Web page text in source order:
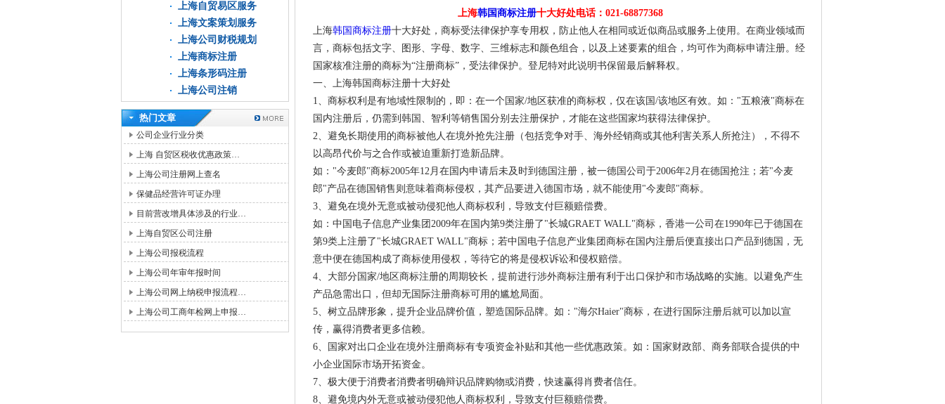
上海自贸易区服务
上海文案策划服务
上海公司财税规划
上海商标注册
上海条形码注册
上海公司注销
热门文章
公司企业行业分类
上海 自贸区税收优惠政策…
上海公司注册网上查名
保健品经营许可证办理
目前营改增具体涉及的行业…
上海自贸区公司注册
上海公司报税流程
上海公司年审年报时间
上海公司网上纳税申报流程…
上海公司工商年检网上申报…
上海韩国商标注册十大好处电话：021-68877368
上海韩国商标注册十大好处，商标受法律保护享专用权，防止他人在相同或近似商品或服务上使用。在商业领域而
言，商标包括文字、图形、字母、数字、三维标志和颜色组合，以及上述要素的组合，均可作为商标申请注册。经
国家核准注册的商标为“注册商标”，受法律保护。登尼特对此说明书保留最后解释权。
一、上海韩国商标注册十大好处
1、商标权利是有地域性限制的，即：在一个国家/地区获准的商标权，仅在该国/该地区有效。如："五粮液"商标在
国内注册后，仍需到韩国、智利等销售国分别去注册保护，才能在这些国家均获得法律保护。
2、避免长期使用的商标被他人在境外抢先注册（包括竞争对手、海外经销商或其他利害关系人所抢注），不得不
以高昂代价与之合作或被迫重新打造新品牌。
如："今麦郎"商标2005年12月在国内申请后未及时到德国注册，被一德国公司于2006年2月在德国抢注；若"今麦
郎"产品在德国销售则意味着商标侵权，其产品要进入德国市场，就不能使用"今麦郎"商标。
3、避免在境外无意或被动侵犯他人商标权利，导致支付巨额赔偿费。
如：中国电子信息产业集团2009年在国内第9类注册了"长城GRAET WALL"商标，香港一公司在1990年已于德国在
第9类上注册了"长城GRAET WALL"商标；若中国电子信息产业集团商标在国内注册后便直接出口产品到德国，无
意中便在德国构成了商标使用侵权，等待它的将是侵权诉讼和侵权赔偿。
4、大部分国家/地区商标注册的周期较长，提前进行涉外商标注册有利于出口保护和市场战略的实施。以避免产生
产品急需出口，但却无国际注册商标可用的尴尬局面。
5、树立品牌形象，提升企业品牌价值，塑造国际品牌。如："海尔Haier"商标，在进行国际注册后就可以加以宣
传，赢得消费者更多信赖。
6、国家对出口企业在境外注册商标有专项资金补贴和其他一些优惠政策。如：国家财政部、商务部联合提供的中
小企业国际市场开拓资金。
7、极大便于消费者消费者明确辩识品牌购物或消费，快速赢得肖费者信任。
8、避免境内外无意或被动侵犯他人商标权利，导致支付巨额赔偿费。